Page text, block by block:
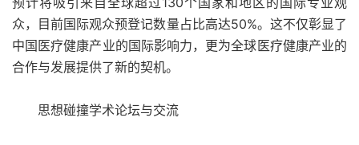
众，目前国际观众预登记数量占比高达50%。这不仅彰显了
中国医疗健康产业的国际影响力，更为全球医疗健康产业的
合作与发展提供了新的契机。
思想碰撞学术论坛与交流